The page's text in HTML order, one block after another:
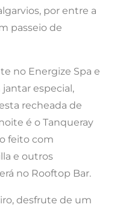
por entre a
passeio de
no Energize Spa e
especial,
recheada de
é o Tanqueray
feito com
e outros
no Rooftop Bar.
desfrute de um